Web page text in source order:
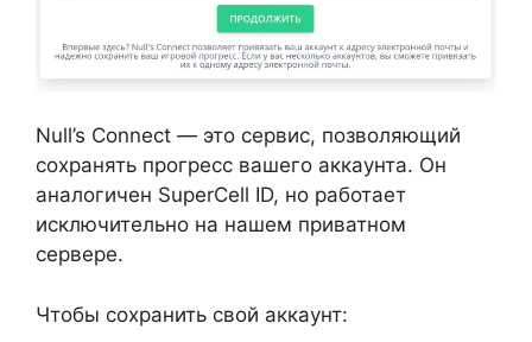
Null’s Connect — это сервис, позволяющий
сохранять прогресс вашего аккаунта. Он
аналогичен SuperCell ID, но работает
исключительно на нашем приватном
сервере.
Чтобы сохранить свой аккаунт: